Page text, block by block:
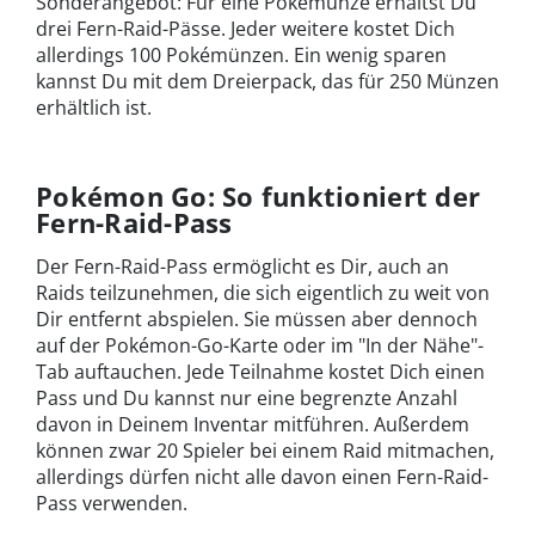
drei Fern-Raid-Pässe. Jeder weitere kostet Dich
allerdings 100 Pokémünzen. Ein wenig sparen
kannst Du mit dem Dreierpack, das für 250 Münzen
erhältlich ist.
Pokémon Go: So funktioniert der
Fern-Raid-Pass
Der Fern-Raid-Pass ermöglicht es Dir, auch an
Raids teilzunehmen, die sich eigentlich zu weit von
Dir entfernt abspielen. Sie müssen aber dennoch
auf der Pokémon-Go-Karte oder im "In der Nähe"-
Tab auftauchen. Jede Teilnahme kostet Dich einen
Pass und Du kannst nur eine begrenzte Anzahl
davon in Deinem Inventar mitführen. Außerdem
können zwar 20 Spieler bei einem Raid mitmachen,
allerdings dürfen nicht alle davon einen Fern-Raid-
Pass verwenden.